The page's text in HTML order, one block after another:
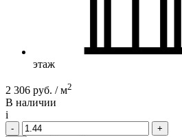
этаж
2 306 руб. / м2
В наличии
i